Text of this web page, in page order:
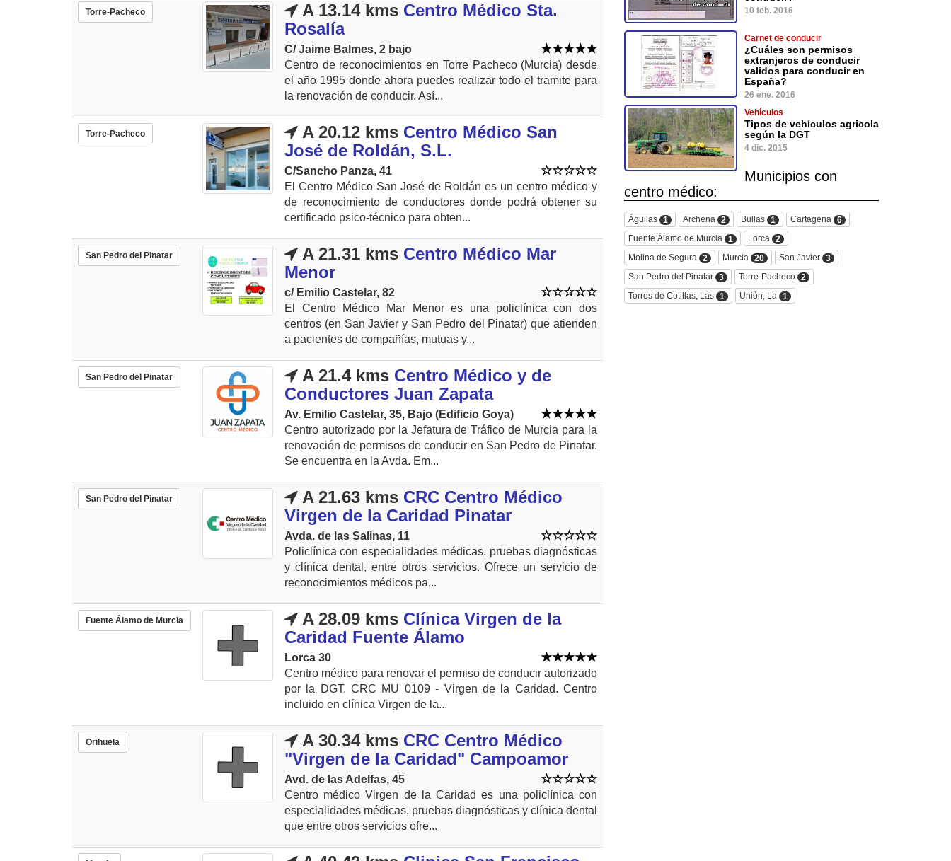
Torre-Pacheco A 13.14 kms Centro Médico Sta.
Rosalía
C/ Jaime Balmes, 2 bajo
Centro de reconocimientos en Torre Pacheco (Murcia) desde
el año 1995 donde ahora puedes realizar todo el tramite para
la renovación de conducir. Así...
Torre-Pacheco A 20.12 kms Centro Médico San
José de Roldán, S.L.
C/Sancho Panza, 41
El Centro Médico San José de Roldán es un centro médico y
de reconocimiento de conductores donde podrá obtener su
certificado psico-técnico para obten...
San Pedro del Pinatar A 21.31 kms Centro Médico Mar
Menor
c/ Emilio Castelar, 82
El Centro Médico Mar Menor es una policlínica con dos
centros (en San Javier y San Pedro del Pinatar) que atienden
a pacientes de compañías, mutuas y...
San Pedro del Pinatar A 21.4 kms Centro Médico y de
Conductores Juan Zapata
Av. Emilio Castelar, 35, Bajo (Edificio Goya)
Centro autorizado por la Jefatura de Tráfico de Murcia para la
renovación de permisos de conducir en San Pedro de Pinatar.
Se encuentra en la Avda. Em...
San Pedro del Pinatar A 21.63 kms CRC Centro Médico
Virgen de la Caridad Pinatar
Avda. de las Salinas, 11
Policlínica con especialidades médicas, pruebas diagnósticas
y clínica dental, entre otros servicios. Ofrece un servicio de
reconocimientos médicos pa...
Fuente Álamo de Murcia A 28.09 kms Clínica Virgen de la
Caridad Fuente Álamo
Lorca 30
Centro médico para renovar el permiso de conducir autorizado
por la DGT. CRC MU 0109 - Virgen de la Caridad. Centro
incluido en clínica Virgen de la...
Orihuela A 30.34 kms CRC Centro Médico
"Virgen de la Caridad" Campoamor
Avd. de las Adelfas, 45
Centro médico Virgen de la Caridad es una policlínica con
especialidades médicas, pruebas diagnósticas y clínica dental
que entre otros servicios ofre...
10 feb. 2016
Carnet de conducir
¿Cuáles son permisos
extranjeros de conducir
validos para conducir en
España?
26 ene. 2016
Vehículos
Tipos de vehículos agricola
según la DGT
4 dic. 2015
Municipios con
centro médico:
Águilas 1 Archena 2 Bullas 1 Cartagena
6
Fuente Álamo de Murcia
1 Lorca
2
Molina de Segura
2 Murcia 20 San Javier 3
San Pedro del Pinatar 3 Torre-Pacheco 2
Torres de Cotillas, Las 1 Unión, La 1